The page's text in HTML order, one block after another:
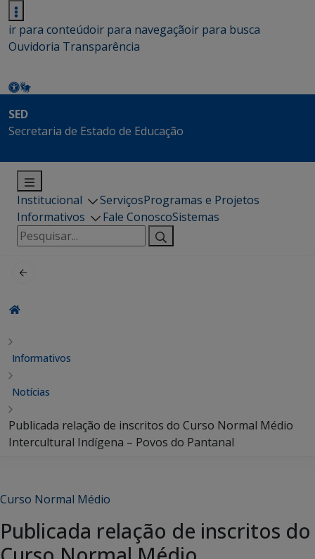
ir para conteúdoir para navegaçãoir para busca
Ouvidoria Transparência
SED
Secretaria de Estado de Educação
Institucional ServiçosProgramas e Projetos
Informativos
Fale ConoscoSistemas
Pesquisar
por:
Informativos
Notícias
Publicada relação de inscritos do Curso Normal Médio
Intercultural Indígena – Povos do Pantanal
Curso Normal Médio
Publicada relação de inscritos do